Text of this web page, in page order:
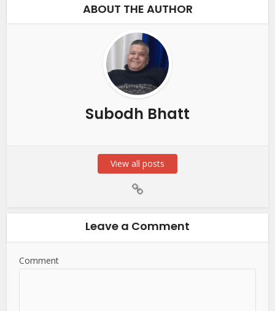
ABOUT THE AUTHOR
Subodh Bhatt
View all posts
Leave a Comment
Comment